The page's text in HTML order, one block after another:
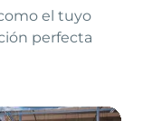
el tuyo
perfecta